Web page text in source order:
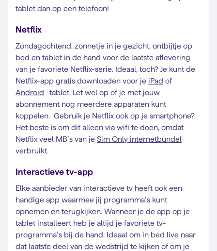
tablet dan op een telefoon!
Netflix
Zondagochtend, zonnetje in je gezicht, ontbijtje op
bed en tablet in de hand voor de laatste aflevering
van je favoriete Netflix-serie. Ideaal, toch? Je kunt de
Netflix-app gratis downloaden voor je iPad of
Android -tablet. Let wel op of je met jouw
abonnement nog meerdere apparaten kunt
koppelen. Gebruik je Netflix ook op je smartphone?
Het beste is om dit alleen via wifi te doen, omdat
Netflix veel MB’s van je Sim Only internetbundel
verbruikt.
Interactieve tv-app
Elke aanbieder van interactieve tv heeft ook een
handige app waarmee jij programma’s kunt
opnemen en terugkijken. Wanneer je de app op je
tablet installeert heb je altijd je favoriete tv-
programma’s bij de hand. Ideaal om in bed live naar
dat laatste deel van de wedstrijd te kijken of om je